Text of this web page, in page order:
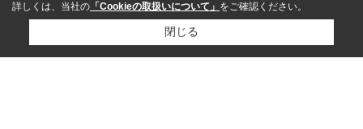
詳しくは、当社の 「Cookieの取扱いについて」 をご確認ください。
閉じる